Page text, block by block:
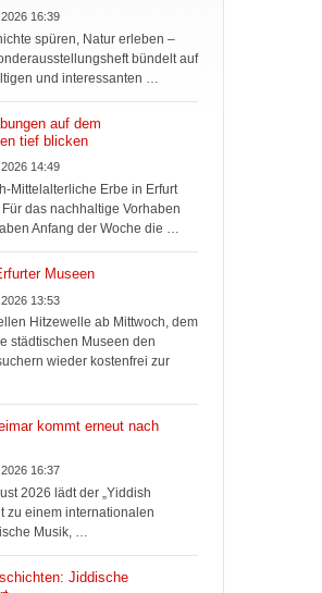
16:39
spüren, Natur erleben –
bündelt auf
und interessanten …
auf dem
tief blicken
14:49
Mittelalterliche Erbe in Erfurt
das nachhaltige Vorhaben
Anfang der Woche die …
Museen
13:53
Hitzewelle ab Mittwoch, dem
städtischen Museen den
wieder kostenfrei zur
kommt erneut nach
16:37
2026 lädt der „Yiddish
zu einem internationalen
Musik, …
Jiddische